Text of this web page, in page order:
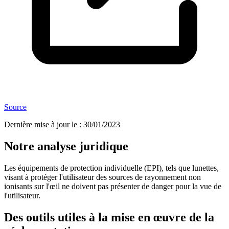
Source
Dernière mise à jour le : 30/01/2023
Notre analyse juridique
Les équipements de protection individuelle (EPI), tels que lunettes,
visant à protéger l'utilisateur des sources de rayonnement non
ionisants sur l'œil ne doivent pas présenter de danger pour la vue de
l'utilisateur.
Des outils utiles à la mise en œuvre de la